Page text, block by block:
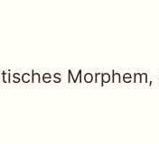
Morphem,